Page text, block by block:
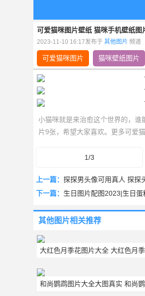
可爱猫咪图片壁纸 猫咪手机壁纸图
2023-11-10 16:17发布于其他图片 频道
可爱猫咪图片 猫咪壁纸图片
小猫咪就是来治愈这个世界的，
片9张，希望大家喜欢。更多可爱
1/3
上一篇： 探探男头像可用真人 探探
下一篇： 生日图片配图2023|生日
其他图片相关推荐
大红色月季花图片大全 大红色月季
和尚鹦鹉图片大全大图真实 和尚鹦